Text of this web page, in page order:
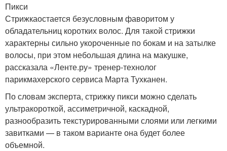
Пикси
Стрижкаостается безусловным фаворитом у
обладательниц коротких волос. Для такой стрижки
характерны сильно укороченные по бокам и на затылке
волосы, при этом небольшая длина на макушке,
рассказала «Ленте.ру» тренер-технолог
парикмахерского сервиса Марта Тухканен.
По словам эксперта, стрижку пикси можно сделать
ультракороткой, ассиметричной, каскадной,
разнообразить текстурированными слоями или легкими
завитками — в таком варианте она будет более
объемной.